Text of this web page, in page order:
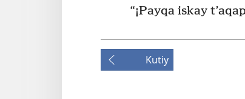
“¡Payqa iskay
Kutiy